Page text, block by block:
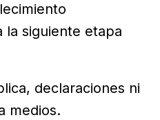
la siguiente etapa
declaraciones ni
medios.